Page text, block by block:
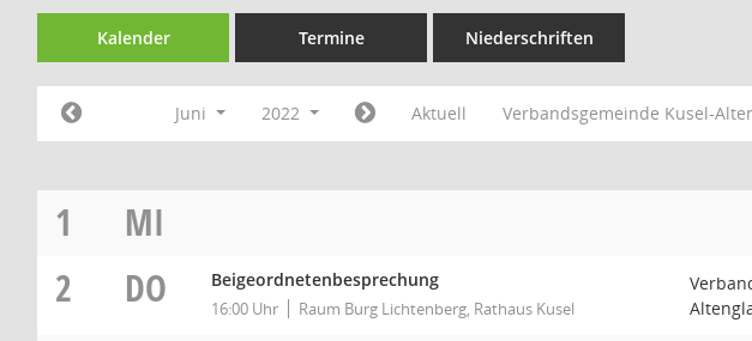
Kalender Termine Niederschriften
Juni 2022 Aktuell Verbandsgemeinde Kusel-
1
MI
2
DO Beigeordnetenbesprechung
16:00 Uhr Raum Burg Lichtenberg, Rathaus Kusel